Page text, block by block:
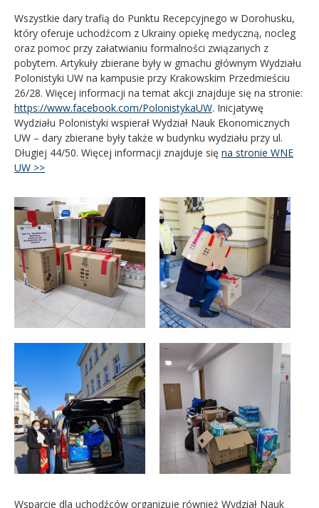
Wszystkie dary trafią do Punktu Recepcyjnego w Dorohusku,
który oferuje uchodźcom z Ukrainy opiekę medyczną, nocleg
oraz pomoc przy załatwianiu formalności związanych z
pobytem. Artykuły zbierane były w gmachu głównym Wydziału
Polonistyki UW na kampusie przy Krakowskim Przedmieściu
26/28. Więcej informacji na temat akcji znajduje się na stronie:
https://www.facebook.com/PolonistykaUW. Inicjatywę
Wydziału Polonistyki wspierał Wydział Nauk Ekonomicznych
UW – dary zbierane były także w budynku wydziału przy ul.
Długiej 44/50. Więcej informacji znajduje się na stronie WNE
UW >>
Wsparcie dla uchodźców organizuje również Wydział Nauk